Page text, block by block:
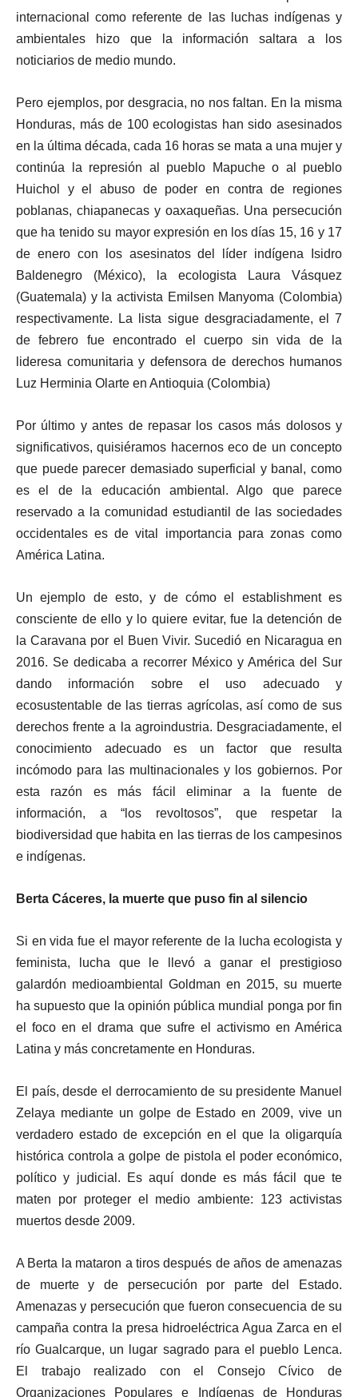
internacional como referente de las luchas indígenas y
ambientales hizo que la información saltara a los
noticiarios de medio mundo.
Pero ejemplos, por desgracia, no nos faltan. En la misma
Honduras, más de 100 ecologistas han sido asesinados
en la última década, cada 16 horas se mata a una mujer y
continúa la represión al pueblo Mapuche o al pueblo
Huichol y el abuso de poder en contra de regiones
poblanas, chiapanecas y oaxaqueñas. Una persecución
que ha tenido su mayor expresión en los días 15, 16 y 17
de enero con los asesinatos del líder indígena Isidro
Baldenegro (México), la ecologista Laura Vásquez
(Guatemala) y la activista Emilsen Manyoma (Colombia)
respectivamente. La lista sigue desgraciadamente, el 7
de febrero fue encontrado el cuerpo sin vida de la
lideresa comunitaria y defensora de derechos humanos
Luz Herminia Olarte en Antioquia (Colombia)
Por último y antes de repasar los casos más dolosos y
significativos, quisiéramos hacernos eco de un concepto
que puede parecer demasiado superficial y banal, como
es el de la educación ambiental. Algo que parece
reservado a la comunidad estudiantil de las sociedades
occidentales es de vital importancia para zonas como
América Latina.
Un ejemplo de esto, y de cómo el establishment es
consciente de ello y lo quiere evitar, fue la detención de
la Caravana por el Buen Vivir. Sucedió en Nicaragua en
2016. Se dedicaba a recorrer México y América del Sur
dando información sobre el uso adecuado y
ecosustentable de las tierras agrícolas, así como de sus
derechos frente a la agroindustria. Desgraciadamente, el
conocimiento adecuado es un factor que resulta
incómodo para las multinacionales y los gobiernos. Por
esta razón es más fácil eliminar a la fuente de
información, a “los revoltosos”, que respetar la
biodiversidad que habita en las tierras de los campesinos
e indígenas.
Berta Cáceres, la muerte que puso fin al silencio
Si en vida fue el mayor referente de la lucha ecologista y
feminista, lucha que le llevó a ganar el prestigioso
galardón medioambiental Goldman en 2015, su muerte
ha supuesto que la opinión pública mundial ponga por fin
el foco en el drama que sufre el activismo en América
Latina y más concretamente en Honduras.
El país, desde el derrocamiento de su presidente Manuel
Zelaya mediante un golpe de Estado en 2009, vive un
verdadero estado de excepción en el que la oligarquía
histórica controla a golpe de pistola el poder económico,
político y judicial. Es aquí donde es más fácil que te
maten por proteger el medio ambiente: 123 activistas
muertos desde 2009.
A Berta la mataron a tiros después de años de amenazas
de muerte y de persecución por parte del Estado.
Amenazas y persecución que fueron consecuencia de su
campaña contra la presa hidroeléctrica Agua Zarca en el
río Gualcarque, un lugar sagrado para el pueblo Lenca.
El trabajo realizado con el Consejo Cívico de
Organizaciones Populares e Indígenas de Honduras